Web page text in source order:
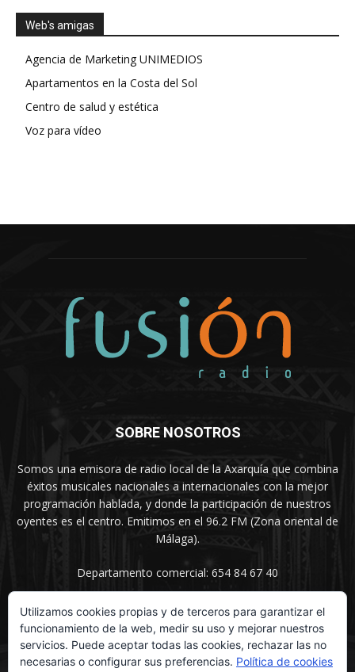
Web's amigas
Agencia de Marketing UNIMEDIOS
Apartamentos en la Costa del Sol
Centro de salud y estética
Voz para vídeo
SOBRE NOSOTROS
Somos una emisora de radio local de la Axarquía que combina
éxitos musicales nacionales a internacionales con la mejor
programación hablada, y donde la participación de nuestros
oyentes es el centro. Emitimos en el 96.2 FM (Zona oriental de
Málaga).
Departamento comercial: 654 84 67 40
SÍGUENOS
Utilizamos cookies propias y de terceros para garantizar el
funcionamiento de la web, medir su uso y mejorar nuestros
servicios. Puede aceptar todas las cookies, rechazar las no
necesarias o configurar sus preferencias. Política de cookies